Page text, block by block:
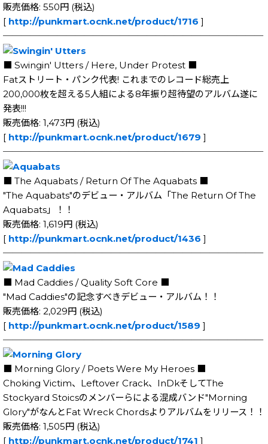
販売価格: 550円 (税込)
[ http://punkmart.ocnk.net/product/1716 ]
─────────────────────────────
■ Swingin' Utters / Here, Under Protest ■
Fatストリート・パンク代表! これまでのレコード総売上
200,000枚を超える5人組による8年振り超待望のアルバム遂に
発表!!!
販売価格: 1,473円 (税込)
[ http://punkmart.ocnk.net/product/1679 ]
─────────────────────────────
■ The Aquabats / Return Of The Aquabats ■
"The Aquabats"のデビュー・アルバム「The Return Of The
Aquabats」！！
販売価格: 1,619円 (税込)
[ http://punkmart.ocnk.net/product/1436 ]
─────────────────────────────
■ Mad Caddies / Quality Soft Core ■
"Mad Caddies"の記念すべきデビュー・アルバム！！
販売価格: 2,029円 (税込)
[ http://punkmart.ocnk.net/product/1589 ]
─────────────────────────────
■ Morning Glory / Poets Were My Heroes ■
Choking Victim、Leftover Crack、InDkそしてThe
Stockyard Stoicsのメンバーらによる混成バンド"Morning
Glory"がなんとFat Wreck Chordsよりアルバムをリリース！！
販売価格: 1,505円 (税込)
[ http://punkmart.ocnk.net/product/1741 ]